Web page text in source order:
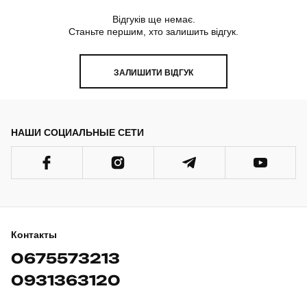
Відгуків ще немає.
Станьте першим, хто залишить відгук.
ЗАЛИШИТИ ВІДГУК
НАШИ СОЦИАЛЬНЫЕ СЕТИ
Контакты
0675573213
0931363120